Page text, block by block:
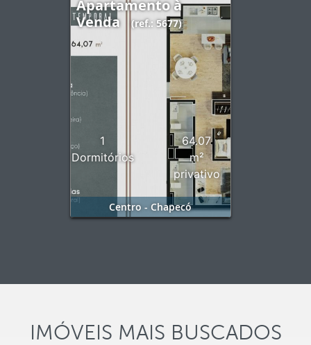
Apartamento à
Venda
(ref.: 5677)
1
Dormitórios
64.07
m²
privativo
Centro - Chapecó
IMÓVEIS MAIS BUSCADOS